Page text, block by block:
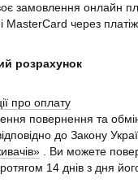
замовлення онлайн
MasterCard через
розрахунок
про оплату
повернення та
до Закону
. Ви можете
14 днів з дня його